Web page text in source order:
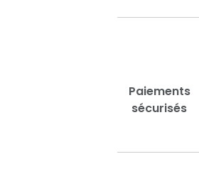
Paiements
sécurisés